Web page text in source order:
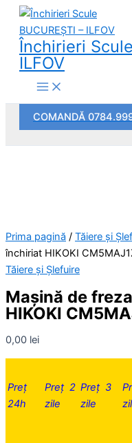
Skip
content
Închirieri
ILFOV
Menu
COMANDĂ
Prima pagină / Tăiere și
închiriat HIKOKI
Tăiere și Şlefuire
Mașină de
HIKOKI
0,00 lei
Preț
24h
Preț 2
zile
Preț 3
zile
Cantitate
Mașină
frezat
caneluri
închiriat
HIKOKI